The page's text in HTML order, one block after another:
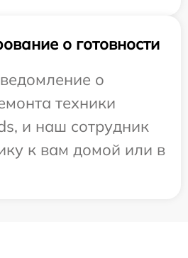
о готовности
о
техники
и наш сотрудник
к вам домой или в